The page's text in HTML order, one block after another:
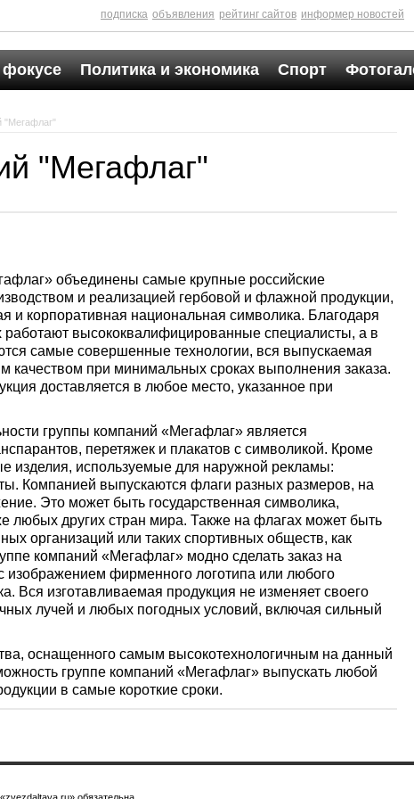
подписка объявления рейтинг сайтов информер новостей
Политика и экономика Спорт
"Мегафлаг"
"Мегафлаг"
объединены самые крупные российские
и реализацией гербовой и флажной продукции,
и корпоративная национальная символика. Благодаря
работают высококвалифицированные специалисты, а в
самые совершенные технологии, вся выпускаемая
качеством при минимальных сроках выполнения заказа.
доставляется в любое место, указанное при
группы компаний «Мегафлаг» является
перетяжек и плакатов с символикой. Кроме
изделия, используемые для наружной рекламы:
Компанией выпускаются флаги разных размеров, на
Это может быть государственная символика,
любых других стран мира. Также на флагах может быть
организаций или таких спортивных обществ, как
компаний «Мегафлаг» модно сделать заказ на
изображением фирменного логотипа или любого
Вся изготавливаемая продукция не изменяет своего
лучей и любых погодных условий, включая сильный
оснащенного самым высокотехнологичным на данный
группе компаний «Мегафлаг» выпускать любой
в самые короткие сроки.